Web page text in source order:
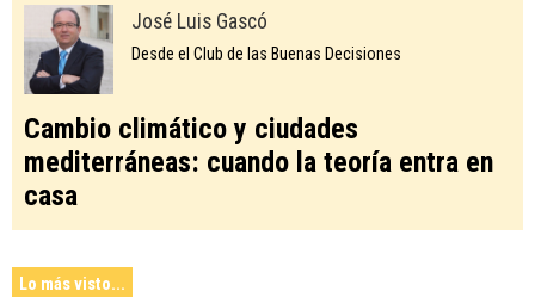
José Luis Gascó
Desde el Club de las Buenas Decisiones
Cambio climático y ciudades
mediterráneas: cuando la teoría entra en
casa
Lo más visto...